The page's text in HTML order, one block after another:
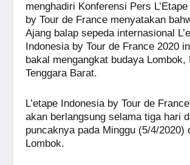
menghadiri Konferensi Pers
by Tour de France menyatakan
Ajang balap sepeda internasional
Indonesia by Tour de France 2020
bakal mengangkat budaya Lombok,
Tenggara Barat.
L’etape Indonesia by Tour de
akan berlangsung selama tiga hari
puncaknya pada Minggu (5/4/2020)
Lombok.